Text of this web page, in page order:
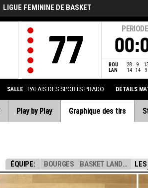
LIGUE FEMININE DE BASKET
77
PERIODE
BOU 28 9 13
LAN
14 14 9
SALLE PALAIS DES SPORTS PRADO DÉTAILS
Play by Play Graphique des tirs
ÉQUIPE: BOURGES BASKET LANDES LES